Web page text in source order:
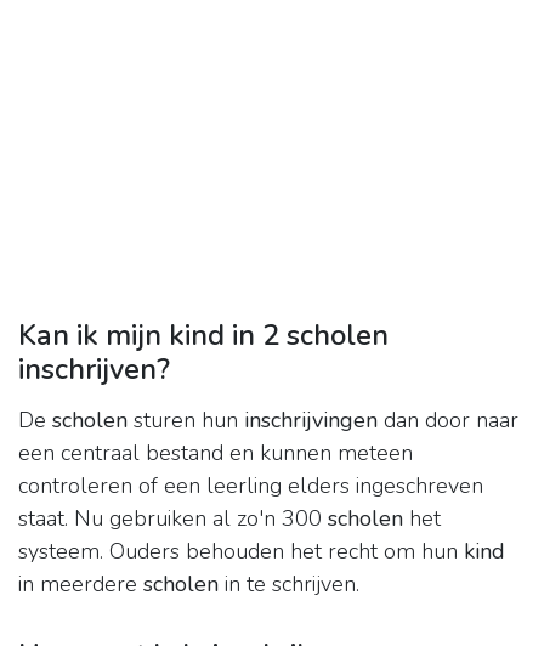
Kan ik mijn kind in 2 scholen
inschrijven?
De scholen sturen hun inschrijvingen dan door naar
een centraal bestand en kunnen meteen
controleren of een leerling elders ingeschreven
staat. Nu gebruiken al zo'n 300 scholen het
systeem. Ouders behouden het recht om hun kind
in meerdere scholen in te schrijven.